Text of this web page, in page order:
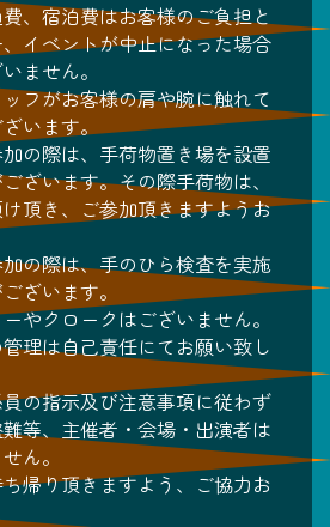
、宿泊費はお客様のご負担と
イベントが中止になった場合
ません。
フがお客様の肩や腕に触れて
います。
の際は、手荷物置き場を設置
ざいます。その際手荷物は、
頂き、ご参加頂きますようお
の際は、手のひら検査を実施
ざいます。
やクロークはございません。
理は自己責任にてお願い致し
の指示及び注意事項に従わず
等、主催者・会場・出演者は
ん。
帰り頂きますよう、ご協力お